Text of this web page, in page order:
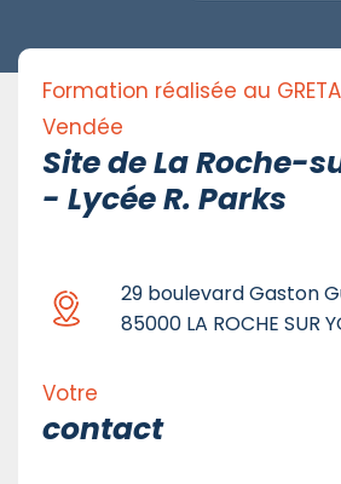
Formation réalisée au
Vendée
Site de La Roche-
- Lycée R. Parks
29 boulevard Gaston
85000 LA ROCHE SUR
Votre
contact